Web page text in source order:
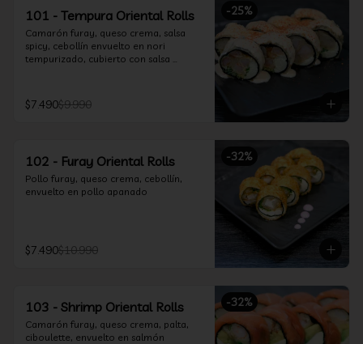
-25%
101 - Tempura Oriental Rolls
Camarón furay, queso crema, salsa
spicy, cebollín envuelto en nori
tempurizado, cubierto con salsa
$7.490$9.990
-32%
102 - Furay Oriental Rolls
Pollo furay, queso crema, cebollín,
envuelto en pollo apanado
$7.490$10.990
-32%
103 - Shrimp Oriental Rolls
Camarón furay, queso crema, palta,
ciboulette, envuelto en salmón